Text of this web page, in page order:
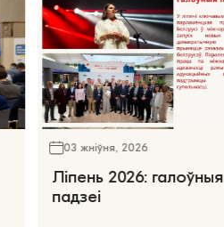
03 жніўня, 2026
Ліпень 2026: галоўныя
падзеі